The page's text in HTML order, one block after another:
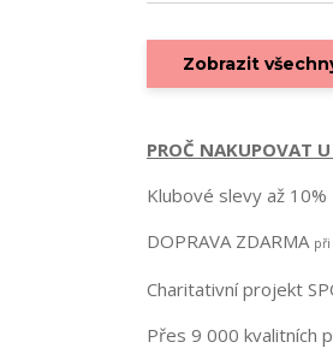
Zobrazit
PROČ NAKUPOVAT
Klubové slevy až 10%
DOPRAVA ZDARMA při
Charitativní projekt
Přes 9 000 kvalitních